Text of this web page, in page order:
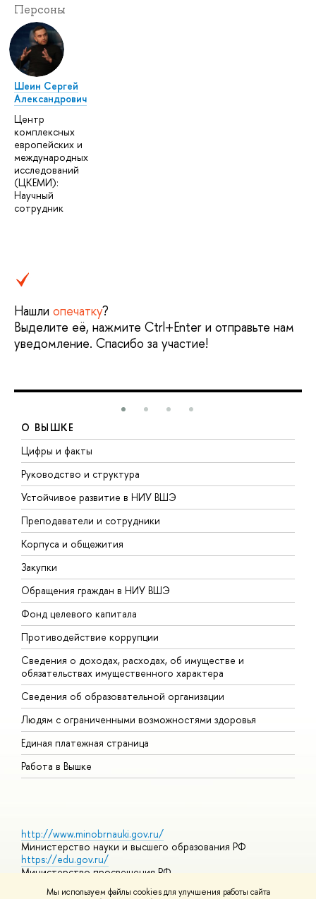
Мы используем файлы cookies для улучшения работы сайта
Персоны
Шеин Сергей
Александрович
Центр
комплексных
европейских и
международных
исследований
(ЦКЕМИ):
Научный
сотрудник
Нашли опечатку?
Выделите её, нажмите Ctrl+Enter и отправьте нам
уведомление. Спасибо за участие!
О ВЫШКЕ
Цифры и факты
Руководство и структура
Устойчивое развитие в НИУ ВШЭ
Преподаватели и сотрудники
Корпуса и общежития
Закупки
Обращения граждан в НИУ ВШЭ
Фонд целевого капитала
Противодействие коррупции
Сведения о доходах, расходах, об имуществе и
обязательствах имущественного характера
Сведения об образовательной организации
Людям с ограниченными возможностями здоровья
Единая платежная страница
Работа в Вышке
http://www.minobrnauki.gov.ru/
Министерство науки и высшего образования РФ
https://edu.gov.ru/
Министерство просвещения РФ
https://elearning.hse.ru/mooc